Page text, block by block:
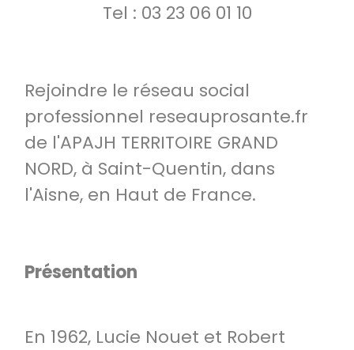
Tel : 03 23 06 01 10
Rejoindre le réseau social
professionnel reseauprosante.fr
de l'APAJH TERRITOIRE GRAND
NORD, à Saint-Quentin, dans
l'Aisne, en Haut de France.
Présentation
En 1962, Lucie Nouet et Robert